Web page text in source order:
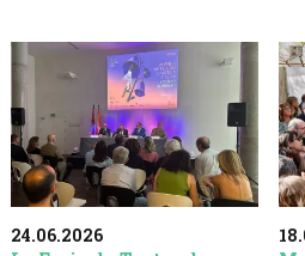
24.06.2026